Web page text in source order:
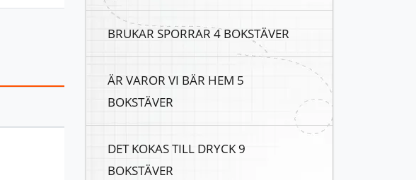
BRUKAR SPORRAR 4 BOKSTÄVER
ÄR VAROR VI BÄR HEM 5
BOKSTÄVER
DET KOKAS TILL DRYCK 9
BOKSTÄVER